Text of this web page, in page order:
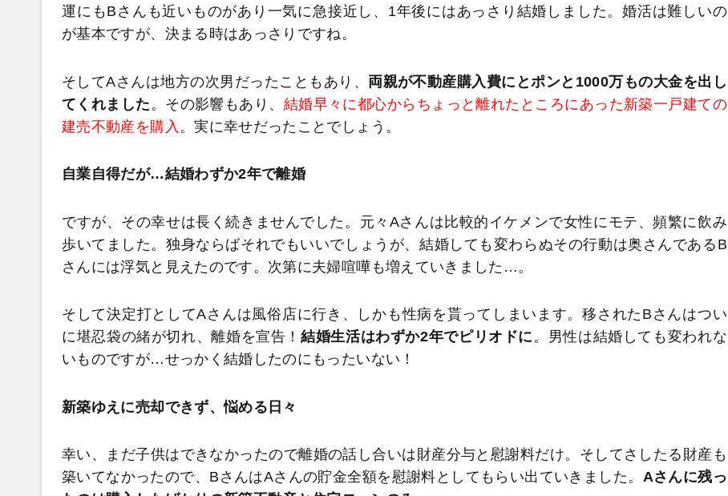
運にもBさんも近いものがあり一気に急接近し、1年後にはあっさり結婚しました。婚活は難しいの
が基本ですが、決まる時はあっさりですね。
そしてAさんは地方の次男だったこともあり、 両親が不動産購入費にとポンと1000万もの大金を出し
てくれました 。その影響もあり、 結婚早々に都心からちょっと離れたところにあった新築一戸建ての
建売不動産を購入 。実に幸せだったことでしょう。
自業自得だが…結婚わずか2年で離婚
ですが、その幸せは長く続きませんでした。元々Aさんは比較的イケメンで女性にモテ、頻繁に飲み
歩いてました。独身ならばそれでもいいでしょうが、結婚しても変わらぬその行動は奥さんであるB
さんには浮気と見えたのです。次第に夫婦喧嘩も増えていきました…。
そして決定打としてAさんは風俗店に行き、しかも性病を貰ってしまいます。移されたBさんはつい
に堪忍袋の緒が切れ、離婚を宣告！結婚生活はわずか2年でピリオドに。男性は結婚しても変われな
いものですが…せっかく結婚したのにもったいない！
新築ゆえに売却できず、悩める日々
幸い、まだ子供はできなかったので離婚の話し合いは財産分与と慰謝料だけ。そしてさしたる財産も
築いてなかったので、BさんはAさんの貯金全額を慰謝料としてもらい出ていきました。 Aさんに残っ